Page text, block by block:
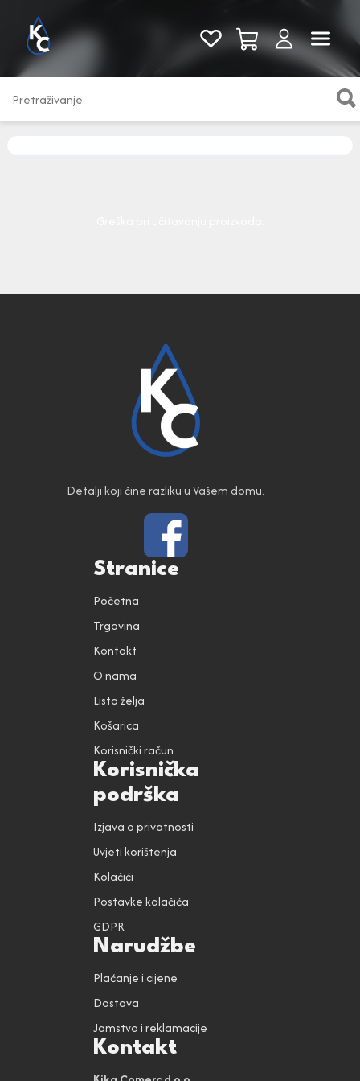
Pogledaj sve
Detalji koji čine razliku u Vašem domu.
Stranice
Početna
Trgovina
Kontakt
O nama
Lista želja
Košarica
Korisnički račun
Korisnička
podrška
Izjava o privatnosti
Uvjeti korištenja
Kolačići
Postavke kolačića
GDPR
Narudžbe
Plaćanje i cijene
Dostava
Jamstvo i reklamacije
Kontakt